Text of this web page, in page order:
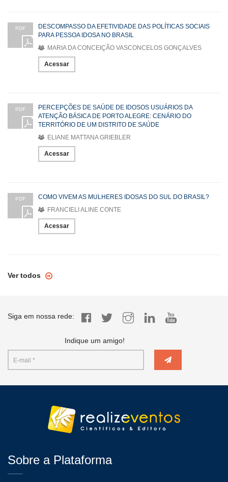
PDF
DESCOMPASSO DA EFETIVIDADE DAS POLÍTICAS SOCIAIS
PARA PESSOA IDOSA NO BRASIL
MARIA DA CONCEIÇÃO VASCONCELOS GONÇALVES
Acessar
PDF
PERCEPÇÕES DE SAÚDE DE IDOSOS USUÁRIOS DA
ATENÇÃO BÁSICA DE PORTO ALEGRE: CENÁRIO DO
TERRITÓRIO DE UM DISTRITO DE SAÚDE
ELIANE MATTANA GRIEBLER
Acessar
PDF
COMO VIVEM AS MULHERES IDOSAS DO SUL DO BRASIL?
FRANCIELI ALINE CONTE
Acessar
Ver todos
Siga em nossa rede:
Indique um amigo!
Sobre a Plataforma